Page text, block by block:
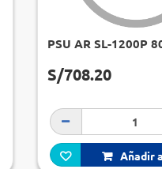
PSU AR SL-1200P
S/708.20
Añadir